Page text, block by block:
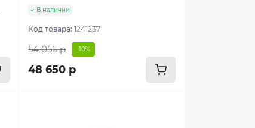
В наличии
Код товара:1241237
54 056 р -10%
48 650 р